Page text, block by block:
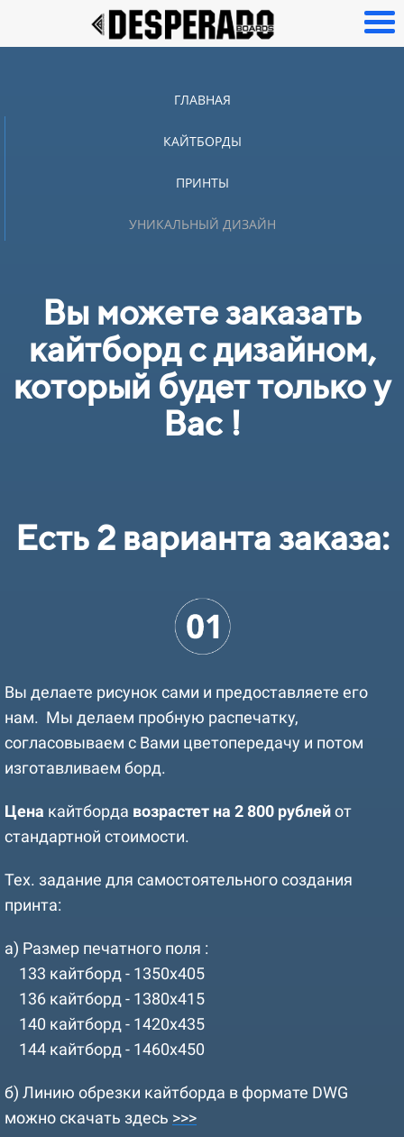
ГЛАВНАЯ
КАЙТБОРДЫ
ПРИНТЫ
УНИКАЛЬНЫЙ ДИЗАЙН
Вы можете заказать
кайтборд с дизайном,
который будет только у
Вас !
Есть 2 варианта заказа:
Вы делаете рисунок сами и предоставляете его
нам. Мы делаем пробную распечатку,
согласовываем с Вами цветопередачу и потом
изготавливаем борд.
Цена кайтборда возрастет на 2 800 рублейот
стандартной стоимости.
Тех. задание для самостоятельного создания
принта:
а) Размер печатного поля :
133 кайтборд - 1350х405
136 кайтборд - 1380х415
140 кайтборд - 1420х435
144 кайтборд - 1460х450
б) Линию обрезки кайтборда в формате DWG
можно скачать здесь >>>